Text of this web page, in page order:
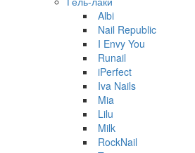
Albi
Nail Republic
I Envy You
Runail
iPerfect
Iva Nails
Mia
Lilu
Milk
RockNail